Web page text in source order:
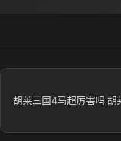
胡莱三国4马超厉害吗​ 胡